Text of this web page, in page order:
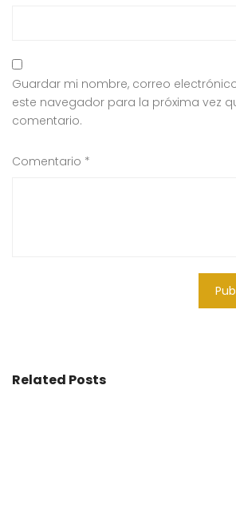
Guardar mi nombre, correo
este navegador para la próxima vez
comentario.
Comentario *
Related Posts